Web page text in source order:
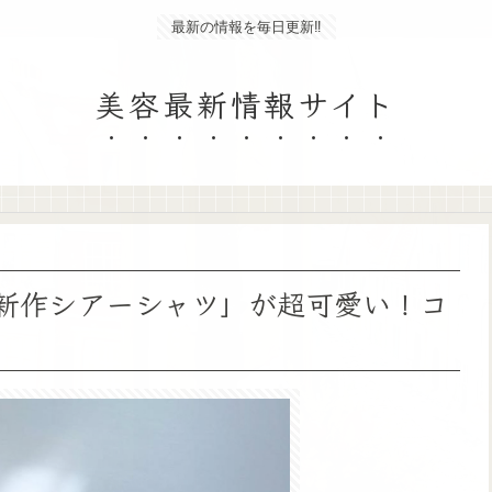
最新の情報を毎日更新‼
美容最新情報サイト
シアーシャツ」が超可愛い！コ